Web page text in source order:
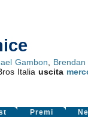
Gambon Brendan
Italia uscita
Premi